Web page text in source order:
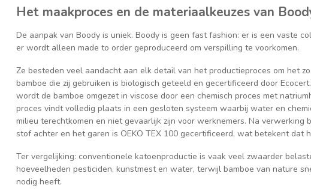
Het maakproces en de materiaalkeuzes van
De aanpak van Boody is uniek. Boody is geen fast fashion: er is een vaste
er wordt alleen made to order geproduceerd om verspilling te voorkomen.
Ze besteden veel aandacht aan elk detail van het productieproces om het
bamboe die zij gebruiken is biologisch geteeld en gecertificeerd door
wordt de bamboe omgezet in viscose door een chemisch proces met
proces vindt volledig plaats in een gesloten systeem waarbij water en
milieu terechtkomen en niet gevaarlijk zijn voor werknemers. Na verwerking
stof achter en het garen is OEKO TEX 100 gecertificeerd, wat betekent dat
Ter vergelijking: conventionele katoenproductie is vaak veel zwaarder
hoeveelheden pesticiden, kunstmest en water, terwijl bamboe van nature
nodig heeft.